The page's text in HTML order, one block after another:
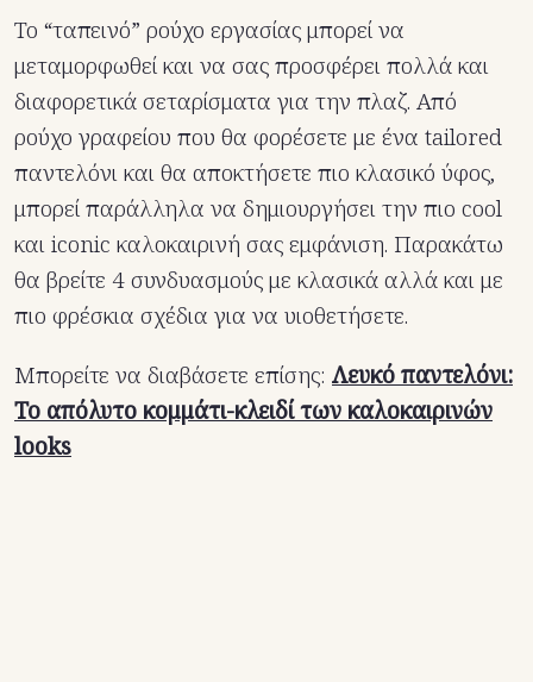
Το “ταπεινό” ρούχο εργασίας μπορεί να
μεταμορφωθεί και να σας προσφέρει πολλά και
διαφορετικά σεταρίσματα για την πλαζ. Από
ρούχο γραφείου που θα φορέσετε με ένα tailored
παντελόνι και θα αποκτήσετε πιο κλασικό ύφος,
μπορεί παράλληλα να δημιουργήσει την πιο cool
και iconic καλοκαιρινή σας εμφάνιση. Παρακάτω
θα βρείτε 4 συνδυασμούς με κλασικά αλλά και με
πιο φρέσκια σχέδια για να υιοθετήσετε.
Μπορείτε να διαβάσετε επίσης: Λευκό παντελόνι:
Το απόλυτο κομμάτι-κλειδί των καλοκαιρινών
looks